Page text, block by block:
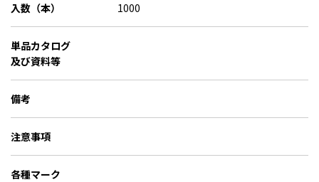
入数（本） 1000
単品カタログ
及び資料等
備考
注意事項
各種マーク